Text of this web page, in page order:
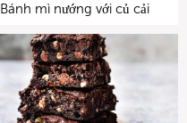
Bánh mì nướng với củ cải